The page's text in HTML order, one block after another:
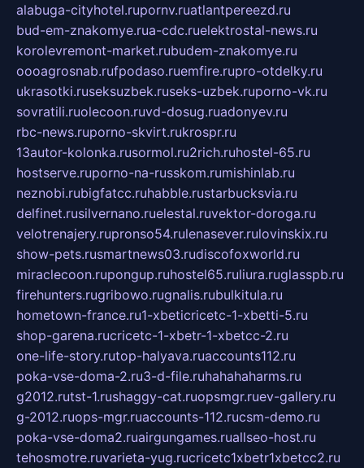
alabuga-cityhotel.rupornv.ruatlantpereezd.ru
bud-em-znakomye.rua-cdc.ruelektrostal-news.ru
korolevremont-market.rubudem-znakomye.ru
oooagrosnab.rufpodaso.ruemfire.rupro-otdelky.ru
ukrasotki.ruseksuzbek.ruseks-uzbek.ruporno-vk.ru
sovratili.ruolecoon.ruvd-dosug.ruadonyev.ru
rbc-news.ruporno-skvirt.rukrospr.ru
13autor-kolonka.rusormol.ru2rich.ruhostel-65.ru
hostserve.ruporno-na-russkom.rumishinlab.ru
neznobi.rubigfatcc.ruhabble.rustarbucksvia.ru
delfinet.rusilvernano.ruelestal.ruvektor-doroga.ru
velotrenajery.rupronso54.rulenasever.rulovinskix.ru
show-pets.rusmartnews03.rudiscofoxworld.ru
miraclecoon.rupongup.ruhostel65.ruliura.ruglasspb.ru
firehunters.rugribowo.rugnalis.rubulkitula.ru
hometown-france.ru1-xbeticricetc-1-xbetti-5.ru
shop-garena.rucricetc-1-xbetr-1-xbetcc-2.ru
one-life-story.rutop-halyava.ruaccounts112.ru
poka-vse-doma-2.ru3-d-file.ruhahahaharms.ru
g2012.rutst-1.rushaggy-cat.ruopsmgr.ruev-gallery.ru
g-2012.ruops-mgr.ruaccounts-112.rucsm-demo.ru
poka-vse-doma2.ruairgungames.ruallseo-host.ru
tehosmotre.ruvarieta-yug.rucricetc1xbetr1xbetcc2.ru